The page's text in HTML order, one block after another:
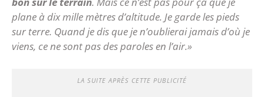
plane à dix mille mètres d’altitude. Je garde les pieds
sur terre. Quand je dis que je n’oublierai jamais d’où je
viens, ce ne sont pas des paroles en l’air.»
LA SUITE APRÈS CETTE PUBLICITÉ